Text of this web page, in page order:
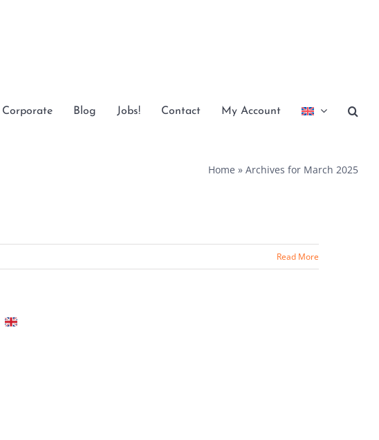
Corporate Blog Jobs! Contact My Account
Home » Archives for March 2025
Read More